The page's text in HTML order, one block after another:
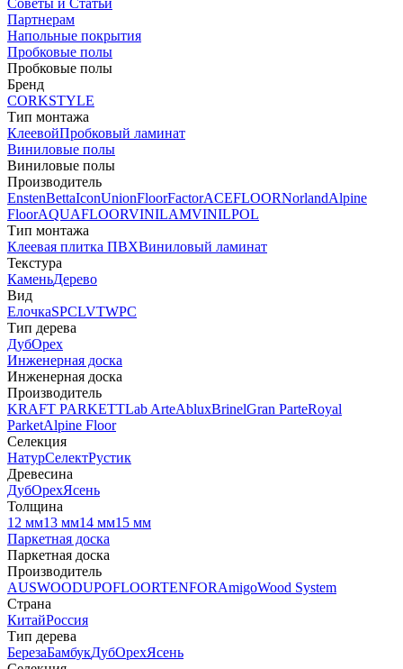
Советы и Статьи
Партнерам
Напольные покрытия
Пробковые полы
Пробковые полы
Бренд
CORKSTYLE
Тип монтажа
КлеевойПробковый ламинат
Виниловые полы
Виниловые полы
Производитель
EnstenBettaIconUnionFloorFactorACEFLOORNorlandAlpine
FloorAQUAFLOORVINILAMVINILPOL
Тип монтажа
Клеевая плитка ПВХВиниловый ламинат
Текстура
КаменьДерево
Вид
ЕлочкаSPCLVTWPC
Тип дерева
ДубОрех
Инженерная доска
Инженерная доска
Производитель
KRAFT PARKETTLab ArteAbluxBrinelGran ParteRoyal
ParketAlpine Floor
Селекция
НатурСелектРустик
Древесина
ДубОрехЯсень
Толщина
12 мм13 мм14 мм15 мм
Паркетная доска
Паркетная доска
Производитель
AUSWOODUPOFLOORTENFORAmigoWood System
Страна
КитайРоссия
Тип дерева
БерезаБамбукДубОрехЯсень